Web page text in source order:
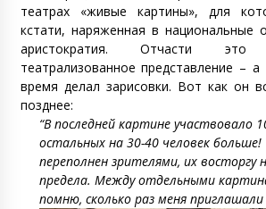
театрах «живые картины», для
кстати, наряженная в национальные
аристократия. Отчасти
театрализованное представление –
время делал зарисовки. Вот как он
позднее:
“В последней картине участвовало
остальных на 30-40 человек
переполнен зрителями, их восторгу
предела. Между отдельными
помню, сколько раз меня приглашали